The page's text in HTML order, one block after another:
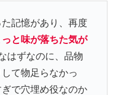
記憶があり、再度
っと味が落ちた気が
はずなのに、品物
て物足らなかっ
で穴埋め役なのか